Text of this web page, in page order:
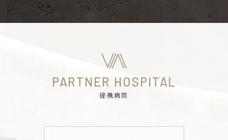
PARTNER HOSPITAL
提携病院